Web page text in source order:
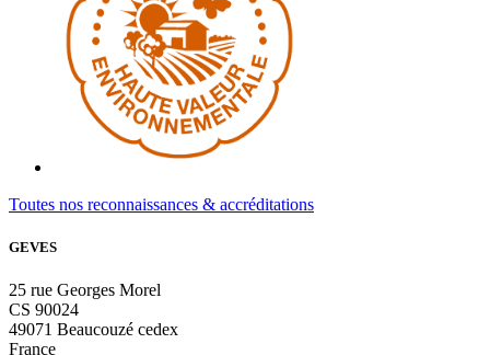
Toutes nos reconnaissances & accréditations
GEVES
25 rue Georges Morel
CS 90024
49071 Beaucouzé cedex
France